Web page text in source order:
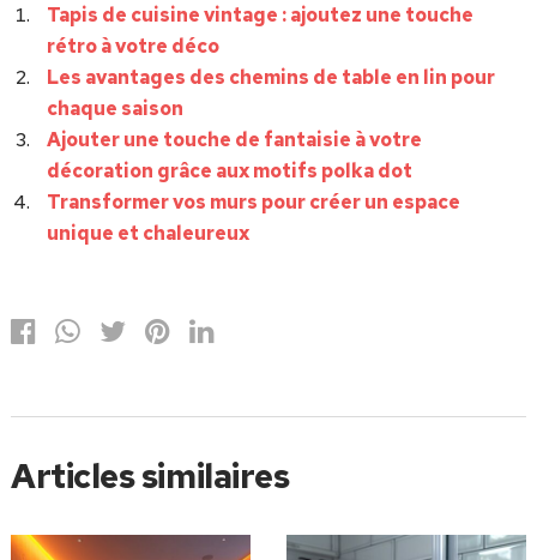
Tapis de cuisine vintage : ajoutez une touche
rétro à votre déco
Les avantages des chemins de table en lin pour
chaque saison
Ajouter une touche de fantaisie à votre
décoration grâce aux motifs polka dot
Transformer vos murs pour créer un espace
unique et chaleureux
Articles similaires